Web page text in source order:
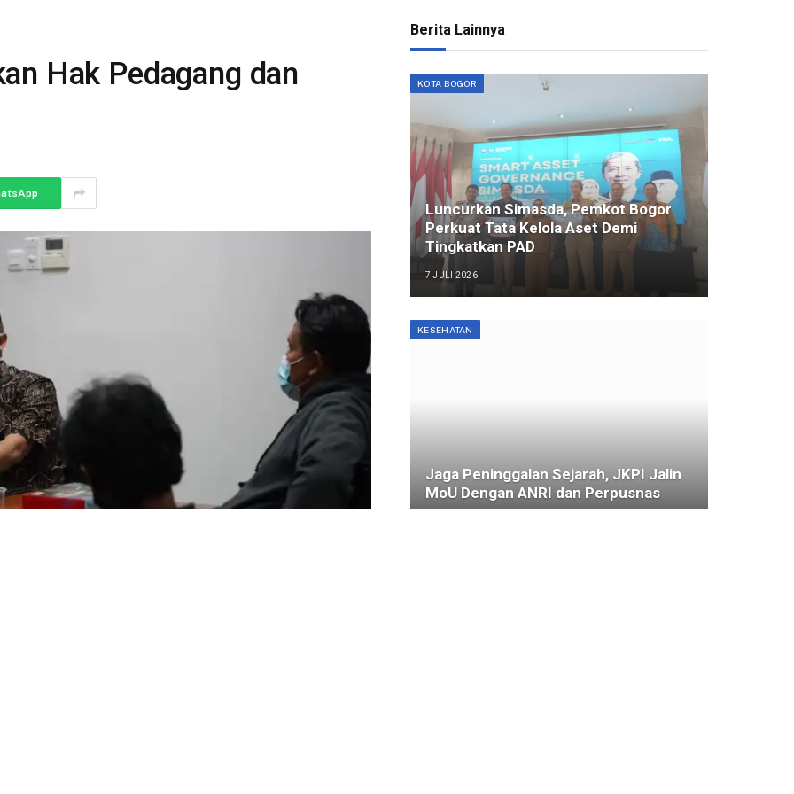
Hak Pedagang dan
Berita Lainnya
KOTA BOGOR
Luncurkan Simasda, Pemkot Bogor
Perkuat Tata Kelola Aset Demi
Tingkatkan PAD
7 JULI 2026
KESEHATAN
Jaga Peninggalan Sejarah, JKPI Jalin
MoU Dengan ANRI dan Perpusnas